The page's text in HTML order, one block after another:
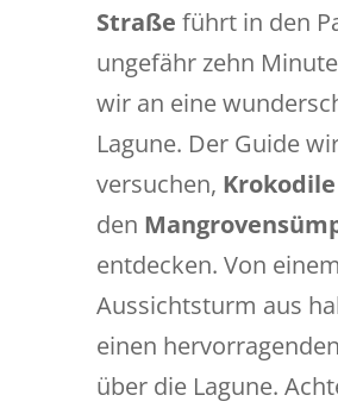
Straße führt in den
ungefähr zehn
wir an eine
Lagune. Der Guide
versuchen, Krokodile
den
entdecken. Von einem
Aussichtsturm aus
einen
über die Lagune.